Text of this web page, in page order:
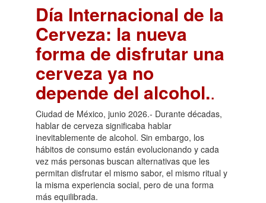
Día Internacional de la
Cerveza: la nueva
forma de disfrutar una
cerveza ya no
depende del alcohol..
Ciudad de México, junio 2026.- Durante décadas,
hablar de cerveza significaba hablar
inevitablemente de alcohol. Sin embargo, los
hábitos de consumo están evolucionando y cada
vez más personas buscan alternativas que les
permitan disfrutar el mismo sabor, el mismo ritual y
la misma experiencia social, pero de una forma
más equilibrada.